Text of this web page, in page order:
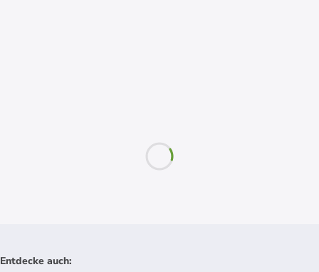
Entdecke auch: